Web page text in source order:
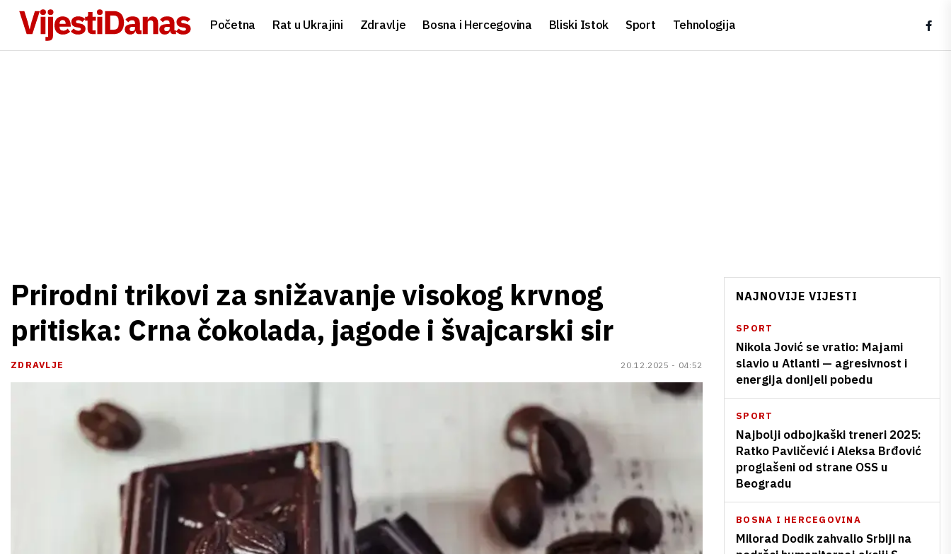
Početna Rat u Ukrajini Zdravlje Bosna i Hercegovina Bliski Istok Sport Tehnologija
Prirodni trikovi za snižavanje visokog krvnog
pritiska: Crna čokolada, jagode i švajcarski sir
ZDRAVLJE 20.12.2025 - 04:52
NAJNOVIJE VIJESTI
SPORT
Nikola Jović se vratio: Majami
slavio u Atlanti — agresivnost i
energija donijeli pobedu
SPORT
Najbolji odbojkaški treneri 2025:
Ratko Pavličević i Aleksa Brđović
proglašeni od strane OSS u
Beogradu
BOSNA I HERCEGOVINA
Milorad Dodik zahvalio Srbiji na